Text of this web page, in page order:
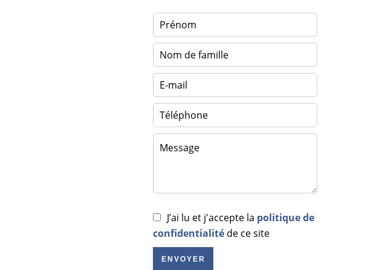
J’ai lu et j'accepte la politique de
confidentialité de ce site
ENVOYER